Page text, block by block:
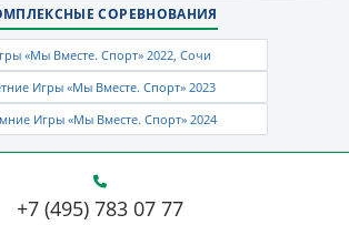
СОРЕВНОВАНИЯ
«Мы Вместе. Спорт» 2022, Сочи
Игры «Мы Вместе. Спорт» 2023
Игры «Мы Вместе. Спорт» 2024
+7 (495) 783 07 77